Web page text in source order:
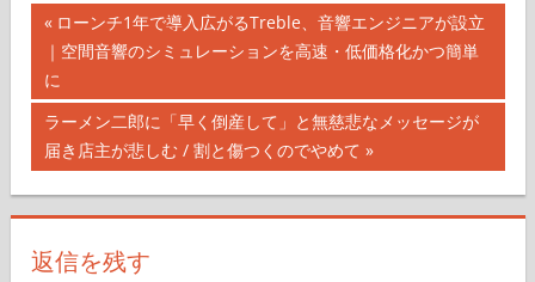
投
稿
ナ
ビ
ゲ
ー
前
の
記
事:
ローンチ1年で導入広がるTreble、音響エンジニアが設立
｜空間音響のシミュレーションを高速・低価格化かつ簡単
に
次
の
記
ラーメン二郎に「早く倒産して」と無慈悲なメッセージが
届き店主が悲しむ / 割と傷つくのでやめて
返信を残す